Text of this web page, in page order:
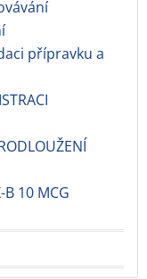
přípravku a
10 MCG